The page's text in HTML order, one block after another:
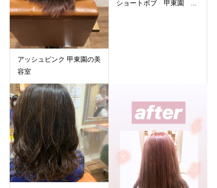
アッシュピンク 甲東園の美
容室
ショートボブ 甲東園 ...